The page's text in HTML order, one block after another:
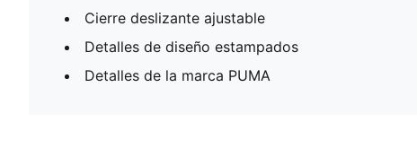
Cierre deslizante ajustable
Detalles de diseño estampados
Detalles de la marca PUMA